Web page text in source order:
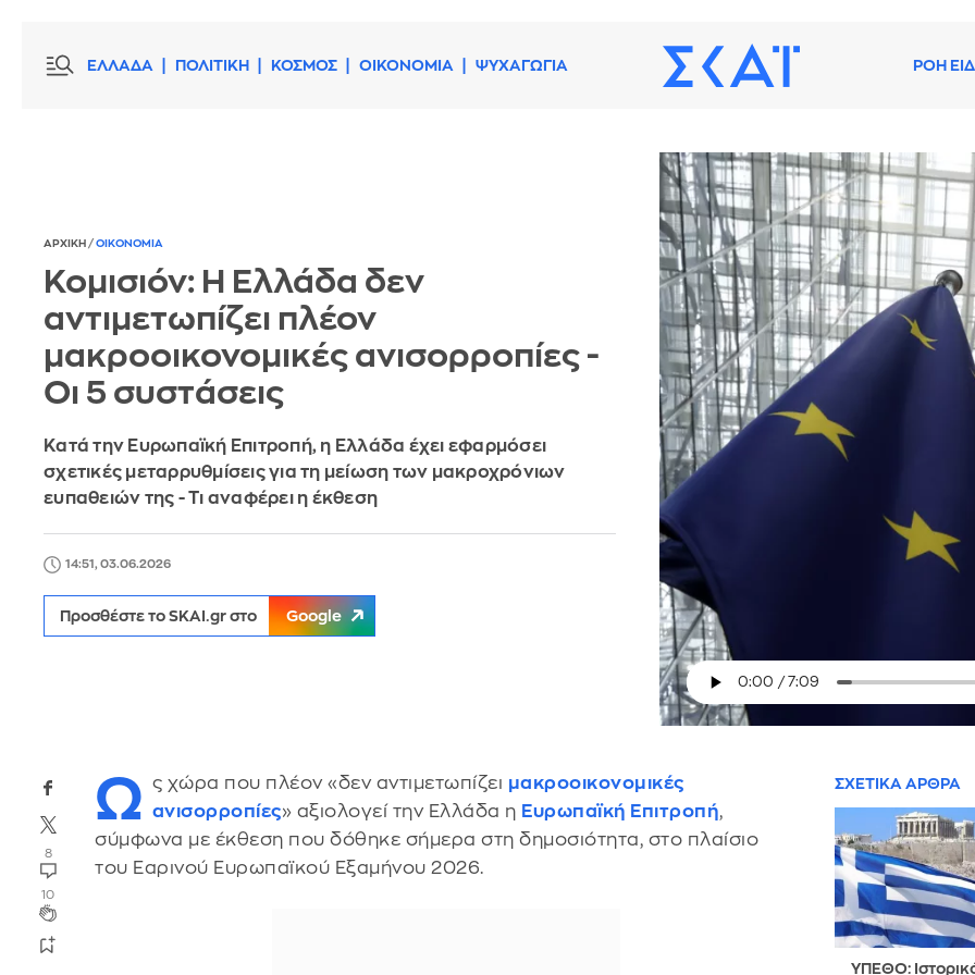
ΕΛΛΑΔΑ ΠΟΛΙΤΙΚΗ ΚΟΣΜΟΣ ΟΙΚΟΝΟΜΙΑ ΨΥΧΑΓΩΓΙΑ ΡΟΗ
ΑΡΧΙΚΗ / ΟΙΚΟΝΟΜΙΑ
Κομισιόν: Η Ελλάδα δεν
αντιμετωπίζει πλέον
μακροοικονομικές ανισορροπίες -
Οι 5 συστάσεις
Κατά την Ευρωπαϊκή Επιτροπή, η Ελλάδα έχει εφαρμόσει
σχετικές μεταρρυθμίσεις για τη μείωση των μακροχρόνιων
ευπαθειών της - Τι αναφέρει η έκθεση
14:51, 03.06.2026
Προσθέστε το SKAI.gr στο Google
8
10
Ω ς χώρα που πλέον «δεν αντιμετωπίζει μακροοικονομικές
ανισορροπίες» αξιολογεί την Ελλάδα η Ευρωπαϊκή Επιτροπή,
σύμφωνα με έκθεση που δόθηκε σήμερα στη δημοσιότητα, στο πλαίσιο
του Εαρινού Ευρωπαϊκού Εξαμήνου 2026.
ΣΧΕΤΙΚΑ ΑΡΘΡΑ
ΥΠΕΘΟ: